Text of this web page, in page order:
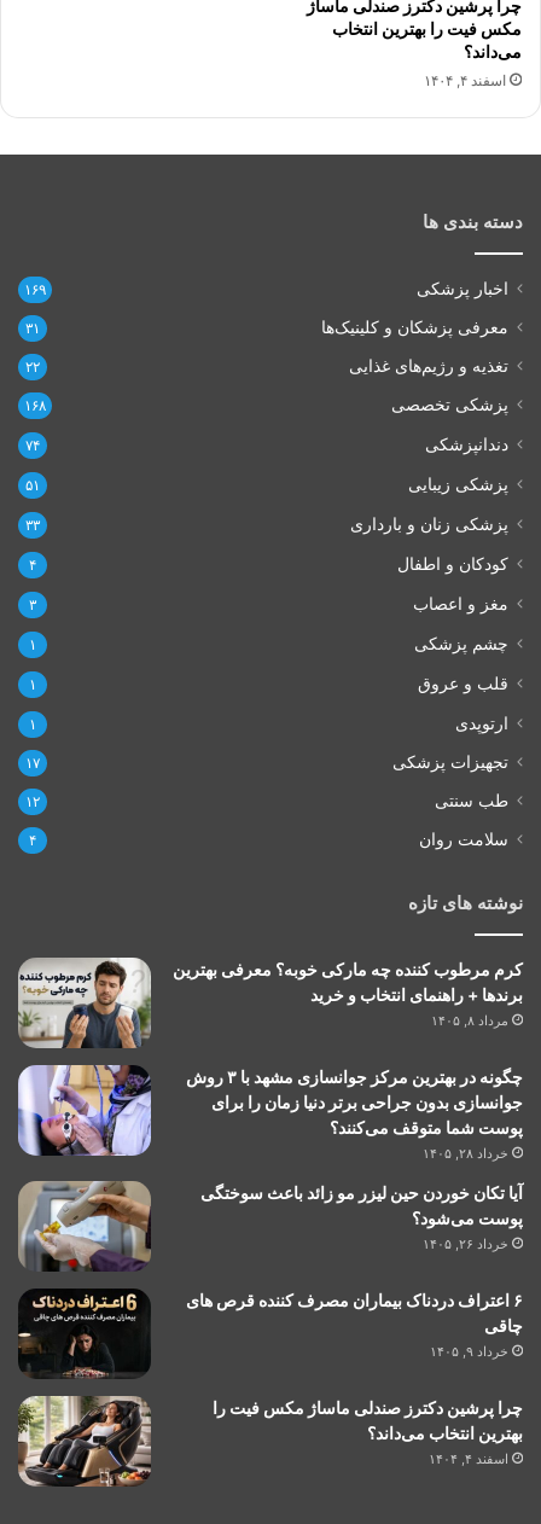
چرا پرشین دکترز صندلی ماساژ
مکس فیت را بهترین انتخاب
می‌داند؟
اسفند ۴, ۱۴۰۴
دسته بندی ها
اخبار پزشکی ۱۶۹
معرفی پزشکان و کلینیک‌ها ۳۱
تغذیه و رژیم‌های غذایی ۲۲
پزشکی تخصصی ۱۶۸
دندانپزشکی ۷۴
پزشکی زیبایی ۵۱
پزشکی زنان و بارداری ۳۳
کودکان و اطفال ۴
مغز و اعصاب ۳
چشم پزشکی ۱
قلب و عروق ۱
ارتوپدی ۱
تجهیزات پزشکی ۱۷
طب سنتی ۱۲
سلامت روان ۴
نوشته های تازه
کرم مرطوب کننده چه مارکی خوبه؟ معرفی بهترین
برندها + راهنمای انتخاب و خرید
مرداد ۸, ۱۴۰۵
چگونه در بهترین مرکز جوانسازی مشهد با ۳ روش
جوانسازی بدون جراحی برتر دنیا زمان را برای
پوست شما متوقف می‌کنند؟
خرداد ۲۸, ۱۴۰۵
آیا تکان خوردن حین لیزر مو زائد باعث سوختگی
پوست می‌شود؟
خرداد ۲۶, ۱۴۰۵
۶ اعتراف دردناک بیماران مصرف کننده قرص های
چاقی
خرداد ۹, ۱۴۰۵
چرا پرشین دکترز صندلی ماساژ مکس فیت را
بهترین انتخاب می‌داند؟
اسفند ۴, ۱۴۰۴